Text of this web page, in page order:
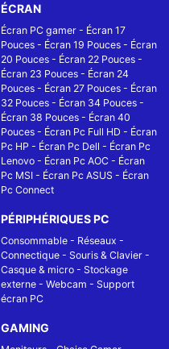
ÉCRAN
Écran PC gamer - Écran 17
Pouces - Écran 19 Pouces - Écran
20 Pouces - Écran 22 Pouces -
Écran 23 Pouces - Écran 24
Pouces - Écran 27 Pouces - Écran
32 Pouces - Écran 34 Pouces -
Écran 38 Pouces - Écran 40
Pouces - Écran Pc Full HD - Écran
Pc HP - Écran Pc Dell - Écran Pc
Lenovo - Écran Pc AOC - Écran
Pc MSI - Écran Pc ASUS - Écran
Pc Connect
PÉRIPHÉRIQUES PC
Consommable - Réseaux -
Connectique - Souris & Clavier -
Casque & micro - Stockage
externe - Webcam - Support
écran PC
GAMING